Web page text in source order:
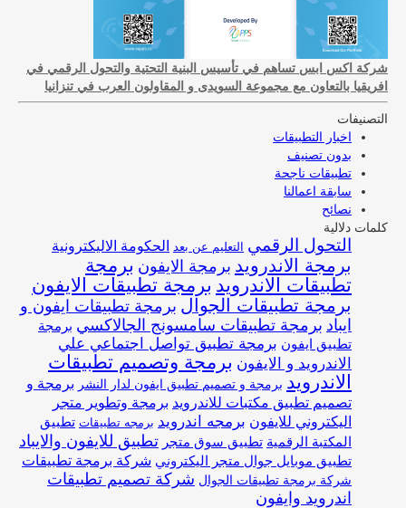
شركة اكس ابس تساهم في تأسيس البنية التحتية والتحول الرقمي في
افريقيا بالتعاون مع مجموعة السويدى و المقاولون العرب في تنزانيا
التصنيفات
اخبار التطبيقات
بدون تصنيف
تطبيقات ناجحة
سابقة اعمالنا
نصائح
كلمات دلالية
التحول الرقمي التعليم عن بعد الحكومة الاليكترونية
برمجة الاندرويد برمجة الايفون برمجة
تطبيقات الاندرويد برمجة تطبيقات الايفون
برمجة تطبيقات الجوال برمجة تطبيقات ايفون و
ايباد برمجة تطبيقات سامسونج الجالاكسي برمجة
تطبيق ايفون برمجة تطبيق تواصل اجتماعي علي
الاندرويد و الايفون برمجة وتصميم تطبيقات
الاندرويد برمجة و تصميم تطبيق ايفون لدار النشر برمجة و
تصميم تطبيق مكتبات للاندرويد برمجة وتطوير متجر
اليكتروني للايفون برمجه اندرويد برمجه تطبيقات تطبيق
المكتبة الرقمية تطبيق سوق متجر تطبيق للايفون والايباد
تطبيق موبايل جوال متجر اليكتروني شركة برمجة تطبيقات
شركة برمجة تطبيقات الجوال شركة تصميم تطبيقات
اندرويد وايفون